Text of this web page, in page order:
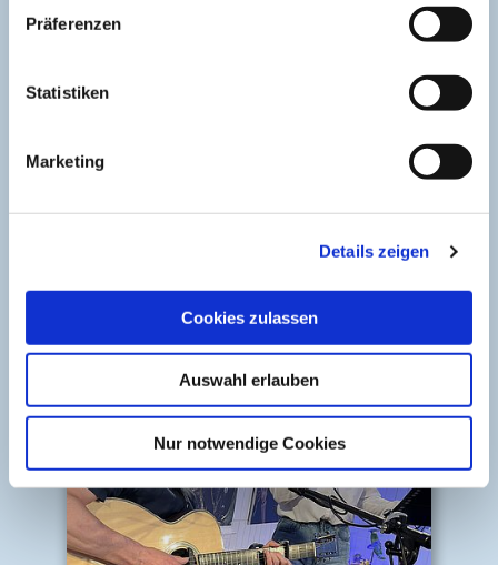
Präferenzen
Statistiken
Marketing
Details zeigen
Cookies zulassen
Auswahl erlauben
Nur notwendige Cookies
Songs, kluge Gedanken und feinen Humor zu